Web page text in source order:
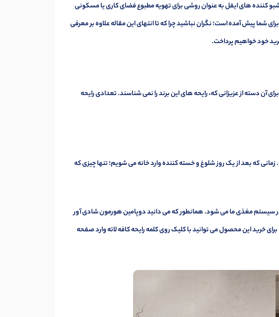
کننده های ایفل به عنوان روشی برای تهویه مطبوع فضای کاری یا مسکونی
شما پیش آمده است؛ نگران نباشید چرا که تا انتهای این مقاله علاوه بر معرفی
خود خواهیم پرداخت.
آن دسته از عزیزانی که، رایحه های این برند را نمی شناسند. تعدادی رایحه
که بعد از یک روز شلوغ و خسته کننده وارد خانه می شویم؛ تنها چیزی که
مغذی ما می شود. همانطور که می دانید دوپامین هورمون شادی آور
برای خرید این محصول می توانید با کلیک روی کلمهرایحه کافه لاتهوارد صفحه